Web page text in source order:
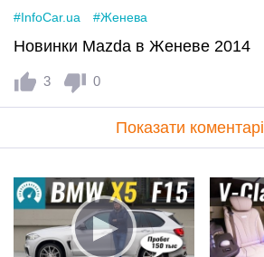
#InfoCar.ua #Женева
Новинки Mazda в Женеве 2014
3 0
Показати коментарі